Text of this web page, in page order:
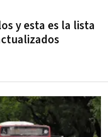
y esta es la lista